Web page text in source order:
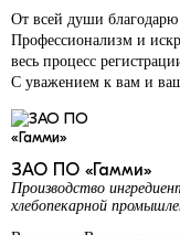
От всей души благодарю
Профессионализм и
весь процесс
С уважением к вам и
ЗАО ПО «Гамми»
Производство
хлебопекарной